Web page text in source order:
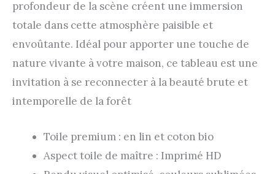
profondeur de la scène créent une immersion
totale dans cette atmosphère paisible et
envoûtante. Idéal pour apporter une touche de
nature vivante à votre maison, ce tableau est une
invitation à se reconnecter à la beauté brute et
intemporelle de la forêt
Toile premium : en lin et coton bio
Aspect toile de maître : Imprimé HD